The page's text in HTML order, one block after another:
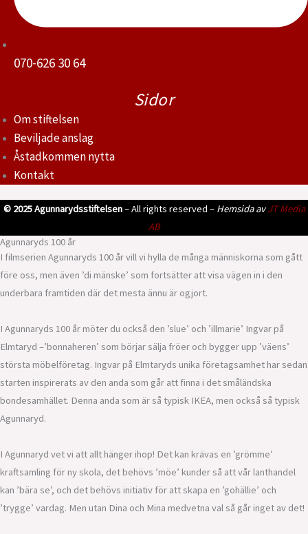
070-626 30 64
Sidor
Om stiftelsen
Beviljade anslag
Åstadkommen nytta
Kontakt
© 2025 Agunnarydsstiftelsen– All rights reserved – Hemsida avJT Media
AB
Agunnaryds 100 år
I filmserien Agunnaryds 100 år vill vi hylla de många människorna som gått
före oss, men även ’di mänske’ som fortsätter att visa vägen in i den
underbara framtiden där det mesta ännu är ogjort.
I Agunnaryds 100 år möter du också den ’slue’ och ’illmarie’ Ingvar på
Elmtaryd –’bonnaheren’ som börjar sälja fröer och bygger upp ’väens’
största möbelföretag. Ingvar på Elmtaryds unika företagsamhet har sedan
starten inspirerats av den anda som går att finna i det småländska
bondesamhället. Denna anda som är så typisk IKEA, men också så typisk
Agunnaryd.
I Agunnaryd vet vi att allt hänger ihop! Det kan krävas en ’grömme’
kraftsamling för ny skola, det behövs ’möe’ kunder så att vår lanthandel
kan ’bära se’, och det behövs initiativ för att skapa en ’gohällie’ och
’trygge’ vardag. Men utan Dina och Mina medvetna val så går inget av det!